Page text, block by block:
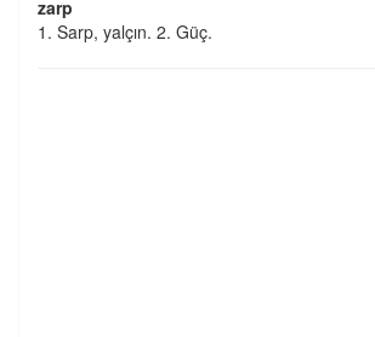
zarp
1. Sarp, yalçın. 2. Güç.